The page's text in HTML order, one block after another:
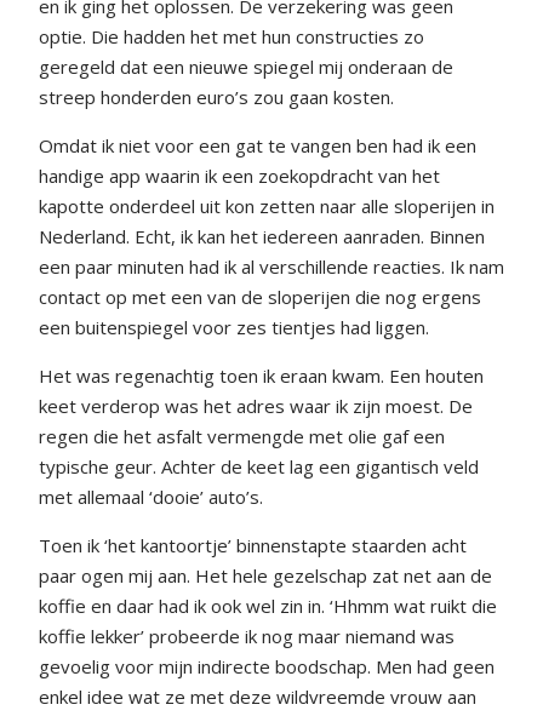
en ik ging het oplossen. De verzekering was geen
optie. Die hadden het met hun constructies zo
geregeld dat een nieuwe spiegel mij onderaan de
streep honderden euro’s zou gaan kosten.
Omdat ik niet voor een gat te vangen ben had ik een
handige app waarin ik een zoekopdracht van het
kapotte onderdeel uit kon zetten naar alle sloperijen in
Nederland. Echt, ik kan het iedereen aanraden. Binnen
een paar minuten had ik al verschillende reacties. Ik nam
contact op met een van de sloperijen die nog ergens
een buitenspiegel voor zes tientjes had liggen.
Het was regenachtig toen ik eraan kwam. Een houten
keet verderop was het adres waar ik zijn moest. De
regen die het asfalt vermengde met olie gaf een
typische geur. Achter de keet lag een gigantisch veld
met allemaal ‘dooie’ auto’s.
Toen ik ‘het kantoortje’ binnenstapte staarden acht
paar ogen mij aan. Het hele gezelschap zat net aan de
koffie en daar had ik ook wel zin in. ‘Hhmm wat ruikt die
koffie lekker’ probeerde ik nog maar niemand was
gevoelig voor mijn indirecte boodschap. Men had geen
enkel idee wat ze met deze wildvreemde vrouw aan